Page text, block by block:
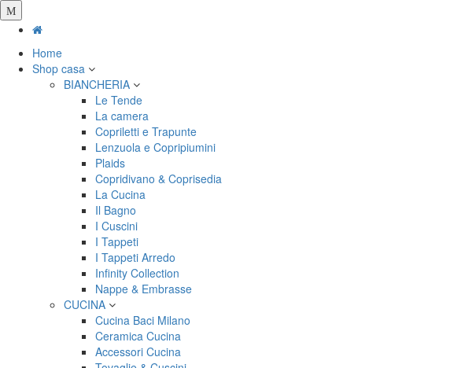
Salta
al
principaleHome
Shop casa
BIANCHERIA
Le Tende
La camera
Copriletti e Trapunte
Lenzuola e Copripiumini
Plaids
Copridivano & Coprisedia
La Cucina
Il Bagno
I Cuscini
I Tappeti
I Tappeti Arredo
Infinity Collection
Nappe & Embrasse
CUCINA
Cucina Baci Milano
Ceramica Cucina
Accessori Cucina